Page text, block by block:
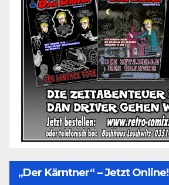
„Der Kärntner“ – Jetzt Online!